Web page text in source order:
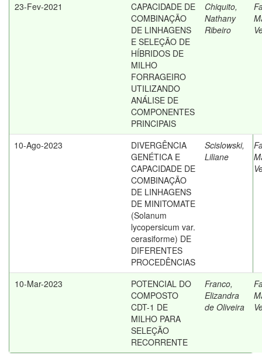
23-Fev-2021
CAPACIDADE DE
COMBINAÇÃO
DE LINHAGENS
E SELEÇÃO DE
HÍBRIDOS DE
MILHO
FORRAGEIRO
UTILIZANDO
ANÁLISE DE
COMPONENTES
PRINCIPAIS
Chiquito,
Nathany
Ribeiro
10-Ago-2023
DIVERGÊNCIA
GENÉTICA E
CAPACIDADE DE
COMBINAÇÃO
DE LINHAGENS
DE MINITOMATE
(Solanum
lycopersicum var.
cerasiforme) DE
DIFERENTES
PROCEDÊNCIAS
Scislowski,
Liliane
10-Mar-2023
POTENCIAL DO
COMPOSTO
CDT-1 DE
MILHO PARA
SELEÇÃO
RECORRENTE
Franco,
Elizandra
de Oliveira